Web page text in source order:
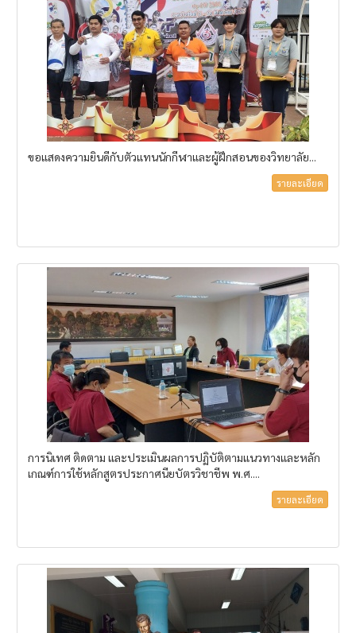
ขอแสดงความยินดีกับตัวแทนนักกีฬาและผู้ฝึกสอนของวิทยาลัย...
รายละเอียด
การนิเทศ ติดตาม และประเมินผลการปฏิบัติตามแนวทางและหลัก
เกณฑ์การใช้หลักสูตรประกาศนียบัตรวิชาชีพ พ.ศ....
รายละเอียด